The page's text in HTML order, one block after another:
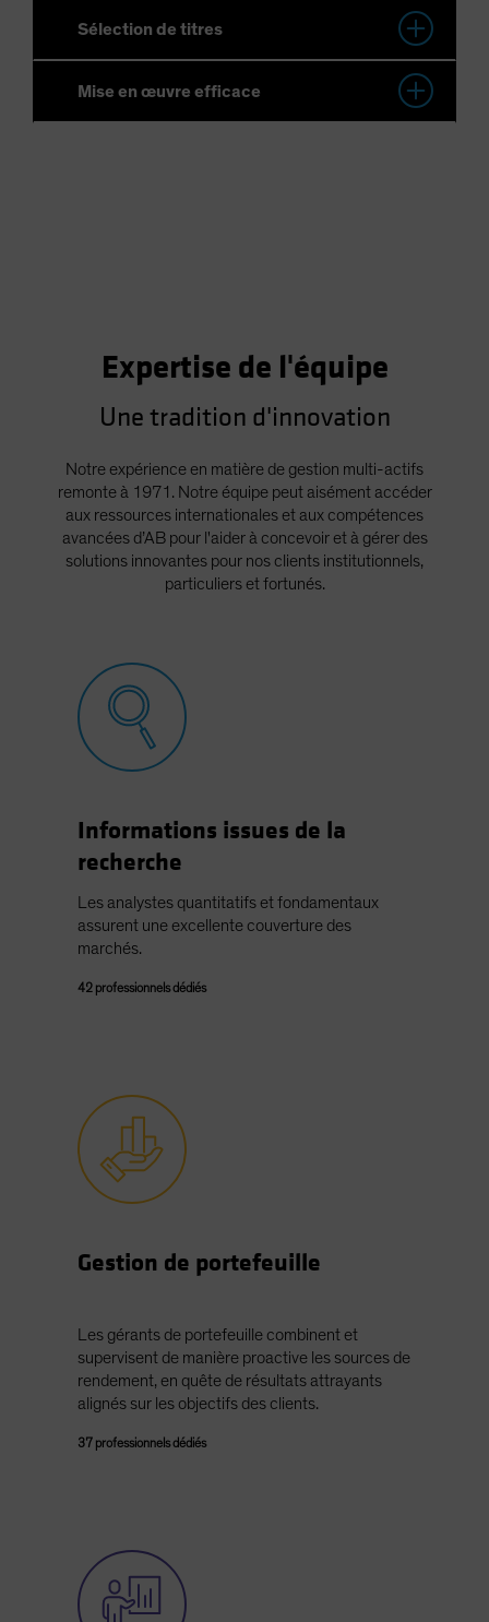
Expertise de l'équipe
Une tradition d'innovation
Notre expérience en matière de gestion multi-actifs
remonte à 1971. Notre équipe peut aisément accéder
aux ressources internationales et aux compétences
avancées d’AB pour l'aider à concevoir et à gérer des
solutions innovantes pour nos clients institutionnels,
particuliers et fortunés.
Informations issues de la
recherche
Les analystes quantitatifs et fondamentaux
assurent une excellente couverture des
marchés.
42 professionnels dédiés
Gestion de portefeuille
Les gérants de portefeuille combinent et
supervisent de manière proactive les sources de
rendement, en quête de résultats attrayants
alignés sur les objectifs des clients.
37 professionnels dédiés